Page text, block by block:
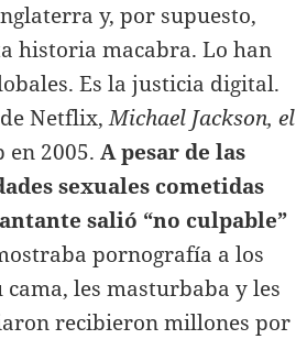
y, por supuesto,
historia macabra. Lo han
Es la justicia digital.
de Netflix,Michael Jackson, el
en 2005.A pesar de las
sexuales cometidas
salió “no culpable”
pornografía a los
les masturbaba y les
recibieron millones por